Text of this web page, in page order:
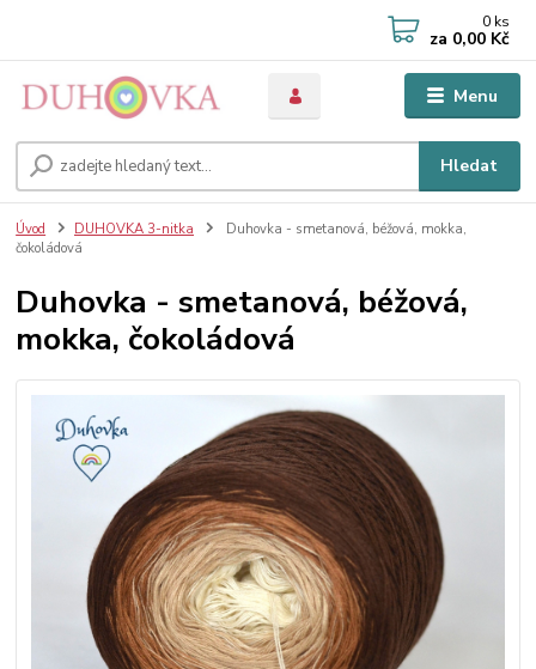
Menu
Hledat
0 ks
za 0,00 Kč
Úvod DUHOVKA 3-nitka
Duhovka - smetanová, béžová, mokka,
čokoládová
Duhovka - smetanová, béžová,
mokka, čokoládová